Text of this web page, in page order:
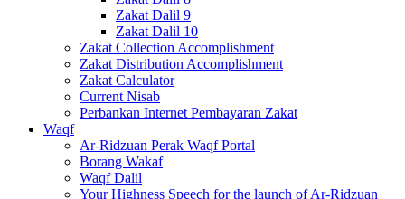
Zakat Dalil 9
Zakat Dalil 10
Zakat Collection Accomplishment
Zakat Distribution Accomplishment
Zakat Calculator
Current Nisab
Perbankan Internet Pembayaran Zakat
Waqf
Ar-Ridzuan Perak Waqf Portal
Borang Wakaf
Waqf Dalil
Your Highness Speech for the launch of Ar-Ridzuan